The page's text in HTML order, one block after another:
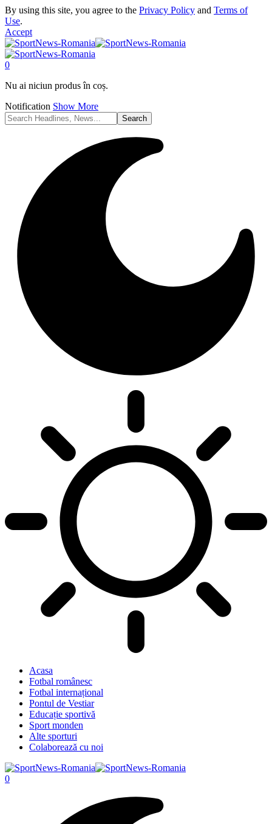
By using this site, you agree to the Privacy Policy and Terms of
Use.
Accept
0
Nu ai niciun produs în coș.
Notification Show More
Acasa
Fotbal românesc
Fotbal internațional
Pontul de Vestiar
Educație sportivă
Sport monden
Alte sporturi
Colaborează cu noi
0